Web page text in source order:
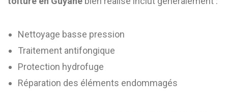
Nettoyage basse pression
Traitement antifongique
Protection hydrofuge
Réparation des éléments endommagés